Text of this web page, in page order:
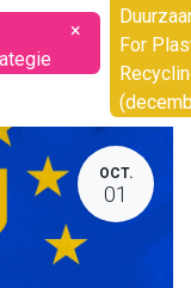
×
For
OCT.
01